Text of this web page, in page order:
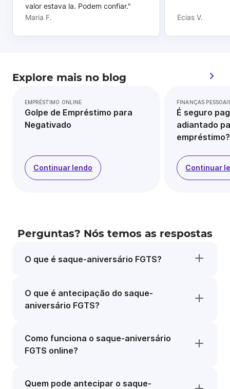
valor estava la. Podem confiar."
Maria F.
Ecias V.
Explore mais no blog
EMPRÉSTIMO ONLINE
Golpe de Empréstimo para
Negativado
Continuar lendo
FINANÇAS
É seguro
adiantado
empréstimo?
Continuar
Perguntas? Nós temos as respostas
O que é saque-aniversário FGTS?
O que é antecipação do saque-
aniversário FGTS?
Como funciona o saque-aniversário
FGTS online?
Quem pode antecipar o saque-